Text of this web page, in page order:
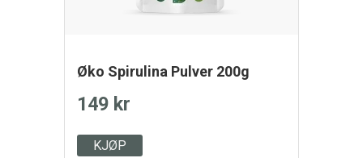
Øko Spirulina Pulver 200g
149 kr
KJØP